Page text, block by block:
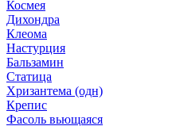
Космея
Дихондра
Клеома
Настурция
Бальзамин
Статица
Хризантема (одн)
Крепис
Фасоль вьющаяся